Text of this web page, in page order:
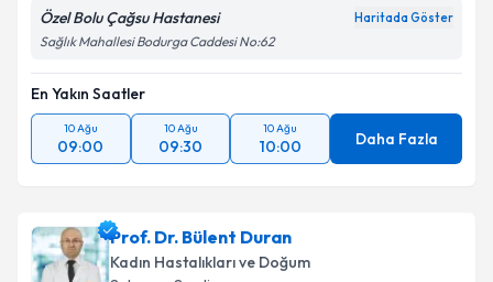
Özel Bolu Çağsu Hastanesi Haritada Göster
Sağlık Mahallesi Bodurga Caddesi No:62
En Yakın Saatler
10 Ağu
09:00
10 Ağu
09:30
10 Ağu
10:00 Daha Fazla
Prof. Dr. Bülent Duran
Kadın Hastalıkları ve Doğum